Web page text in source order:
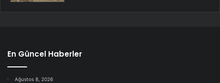
En Güncel Haberler
Ağustos 8, 2026